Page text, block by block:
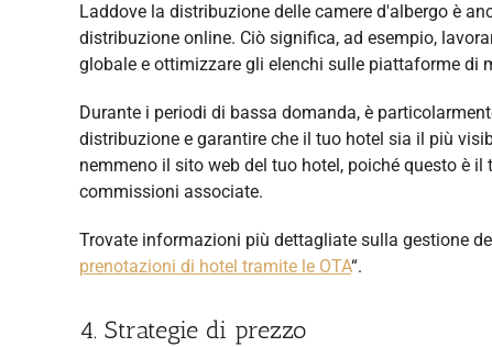
Laddove la distribuzione delle camere d'albergo è
distribuzione online. Ciò significa, ad esempio,
globale e ottimizzare gli elenchi sulle piattaforme di
Durante i periodi di bassa domanda, è
distribuzione e garantire che il tuo hotel sia il più
nemmeno il sito web del tuo hotel, poiché questo è
commissioni associate.
Trovate informazioni più dettagliate sulla gestione
prenotazioni di hotel tramite le OTA“.
4. Strategie di prezzo